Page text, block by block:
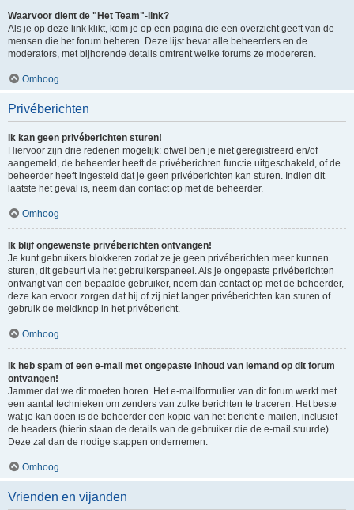
Waarvoor dient de "Het Team"-link?
Als je op deze link klikt, kom je op een pagina die een overzicht geeft van de
mensen die het forum beheren. Deze lijst bevat alle beheerders en de
moderators, met bijhorende details omtrent welke forums ze modereren.
Omhoog
Privéberichten
Ik kan geen privéberichten sturen!
Hiervoor zijn drie redenen mogelijk: ofwel ben je niet geregistreerd en/of
aangemeld, de beheerder heeft de privéberichten functie uitgeschakeld, of de
beheerder heeft ingesteld dat je geen privéberichten kan sturen. Indien dit
laatste het geval is, neem dan contact op met de beheerder.
Omhoog
Ik blijf ongewenste privéberichten ontvangen!
Je kunt gebruikers blokkeren zodat ze je geen privéberichten meer kunnen
sturen, dit gebeurt via het gebruikerspaneel. Als je ongepaste privéberichten
ontvangt van een bepaalde gebruiker, neem dan contact op met de beheerder,
deze kan ervoor zorgen dat hij of zij niet langer privéberichten kan sturen of
gebruik de meldknop in het privébericht.
Omhoog
Ik heb spam of een e-mail met ongepaste inhoud van iemand op dit forum
ontvangen!
Jammer dat we dit moeten horen. Het e-mailformulier van dit forum werkt met
een aantal technieken om zenders van zulke berichten te traceren. Het beste
wat je kan doen is de beheerder een kopie van het bericht e-mailen, inclusief
de headers (hierin staan de details van de gebruiker die de e-mail stuurde).
Deze zal dan de nodige stappen ondernemen.
Omhoog
Vrienden en vijanden